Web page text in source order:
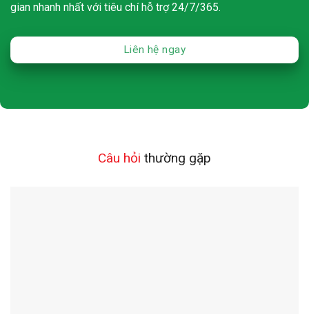
gian nhanh nhất với tiêu chí hỗ trợ 24/7/365.
Liên hệ ngay
Câu hỏi thường gặp